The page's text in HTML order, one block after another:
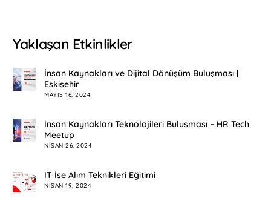
Yaklaşan Etkinlikler
İnsan Kaynakları ve Dijital Dönüşüm Buluşması |
Eskişehir
MAYIS 16, 2024
İnsan Kaynakları Teknolojileri Buluşması – HR Tech
Meetup
NISAN 26, 2024
IT İşe Alım Teknikleri Eğitimi
NISAN 19, 2024